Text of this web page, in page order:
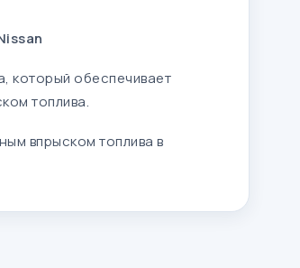
который обеспечивает
топлива.
впрыском топлива в